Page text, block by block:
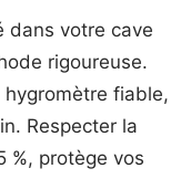
dans votre cave
rigoureuse.
hygromètre fiable,
Respecter la
%, protège vos